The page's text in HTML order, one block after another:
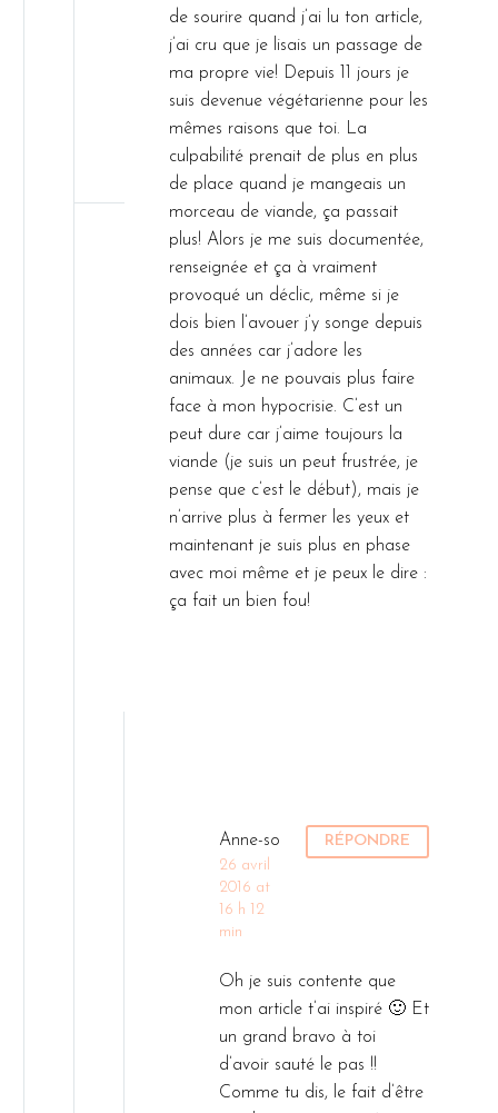
de sourire quand j’ai lu ton article,
j’ai cru que je lisais un passage de
ma propre vie! Depuis 11 jours je
suis devenue végétarienne pour les
mêmes raisons que toi. La
culpabilité prenait de plus en plus
de place quand je mangeais un
morceau de viande, ça passait
plus! Alors je me suis documentée,
renseignée et ça à vraiment
provoqué un déclic, même si je
dois bien l’avouer j’y songe depuis
des années car j’adore les
animaux. Je ne pouvais plus faire
face à mon hypocrisie. C’est un
peut dure car j’aime toujours la
viande (je suis un peut frustrée, je
pense que c’est le début), mais je
n’arrive plus à fermer les yeux et
maintenant je suis plus en phase
avec moi même et je peux le dire :
ça fait un bien fou!
Anne-so
26 avril
2016 at
16 h 12
min
RÉPONDRE
Oh je suis contente que
mon article t’ai inspiré 🙂 Et
un grand bravo à toi
d’avoir sauté le pas !!
Comme tu dis, le fait d’être